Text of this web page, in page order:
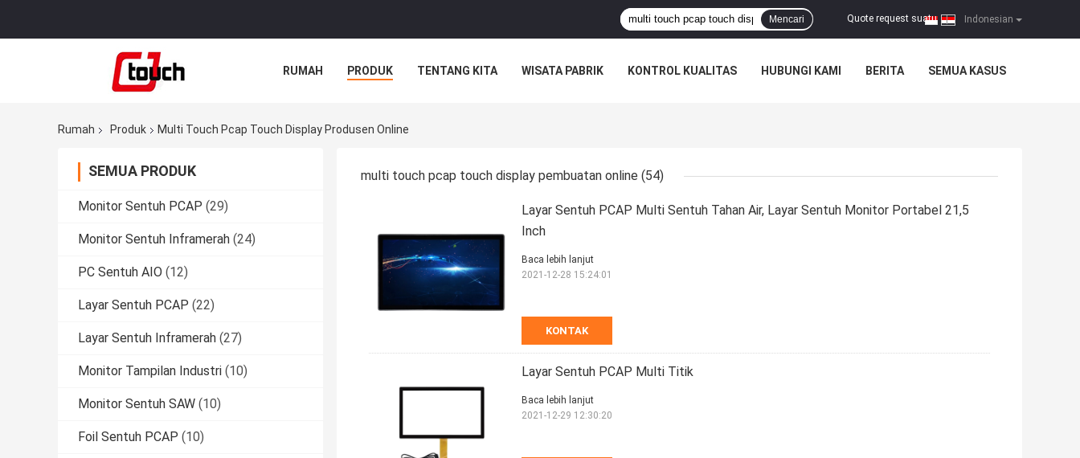
Indonesian
Quote request suatu |
Mencari
RUMAH PRODUK TENTANG KITA WISATA PABRIK KONTROL KUALITAS HUBUNGI KAMI BERITA SEMUA KASUS
Rumah Produk Multi Touch Pcap Touch Display Produsen Online
SEMUA PRODUK
Monitor Sentuh PCAP (29)
Monitor Sentuh Inframerah (24)
PC Sentuh AIO (12)
Layar Sentuh PCAP (22)
Layar Sentuh Inframerah (27)
Monitor Tampilan Industri (10)
Monitor Sentuh SAW (10)
Foil Sentuh PCAP (10)
multi touch pcap touch display pembuatan online (54)
Layar Sentuh PCAP Multi Sentuh Tahan Air, Layar Sentuh Monitor Portabel 21,5
Inch
KONTAK
Baca lebih lanjut
2021-12-28 15:24:01
Layar Sentuh PCAP Multi Titik
Baca lebih lanjut
2021-12-29 12:30:20